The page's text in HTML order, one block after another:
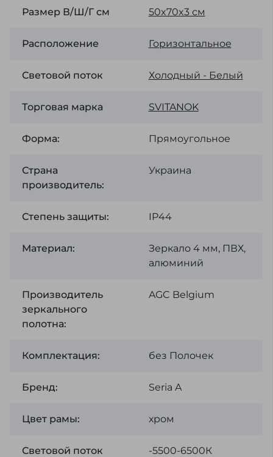
Размер В/Ш/Г см 50x70x3 см
Расположение Горизонтальное
Световой поток Холодный - Белый
Торговая марка SVІTANOK
Форма: Прямоугольное
Страна
производитель:
Украина
Степень защиты: IP44
Материал:
Зеркало 4 мм, ПВХ,
алюминий
Производитель
зеркального
полотна:
AGC Belgium
Комплектация: без Полочек
Бренд: Seria A
Цвет рамы: хром
Световой поток
-5500-6500К